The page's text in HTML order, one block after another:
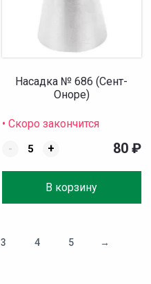
Насадка № 686 (Сент-
Оноре)
• Скоро закончится
-
+
В корзину
80 ₽
3 4 5 →